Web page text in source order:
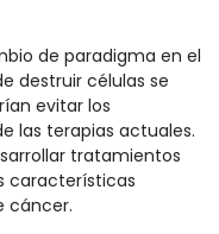
de paradigma en el
destruir células se
evitar los
las terapias actuales.
tratamientos
características
cáncer.